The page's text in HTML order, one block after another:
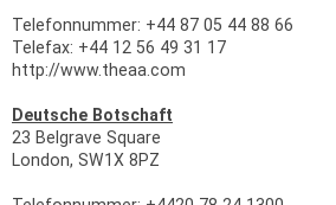
Telefonnummer: +44 87 05 44 88 66
Telefax: +44 12 56 49 31 17
http://www.theaa.com
Deutsche Botschaft
23 Belgrave Square
London, SW1X 8PZ